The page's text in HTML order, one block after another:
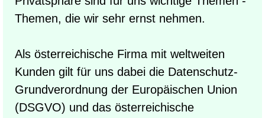
Themen, die wir sehr ernst nehmen.
Als österreichische Firma mit weltweiten
Kunden gilt für uns dabei die Datenschutz-
Grundverordnung der Europäischen Union
(DSGVO) und das österreichische